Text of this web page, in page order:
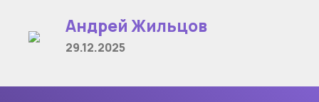
Андрей Жильцов
29.12.2025